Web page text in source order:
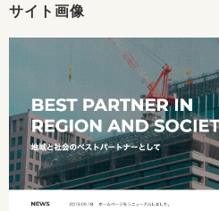
サイト画像